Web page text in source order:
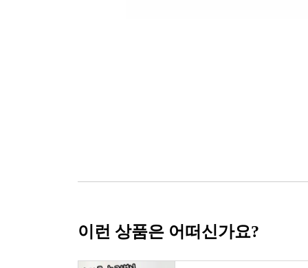
이런 상품은 어떠신가요?